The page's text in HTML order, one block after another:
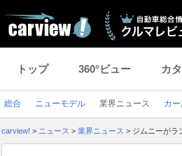
トップ 360°ビュー カ
総合 ニューモデル 業界ニュース カ
carview! > ニュース > 業界ニュース > ジムニーがラ